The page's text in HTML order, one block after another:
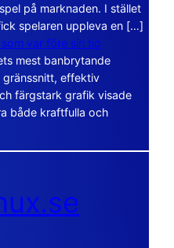
på marknaden. I stället
spelaren uppleva en […]
var före sin tid
mest banbrytande
effektiv
färgstark grafik visade
både kraftfulla och